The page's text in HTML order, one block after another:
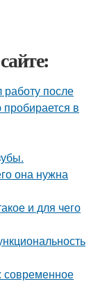
работу после
в
она нужна
и для чего
современное